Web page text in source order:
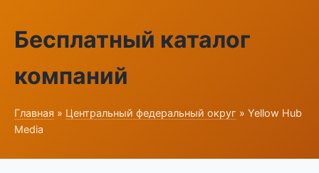
Бесплатный каталог
компаний
Главная » Центральный федеральный округ » Yellow Hub
Media